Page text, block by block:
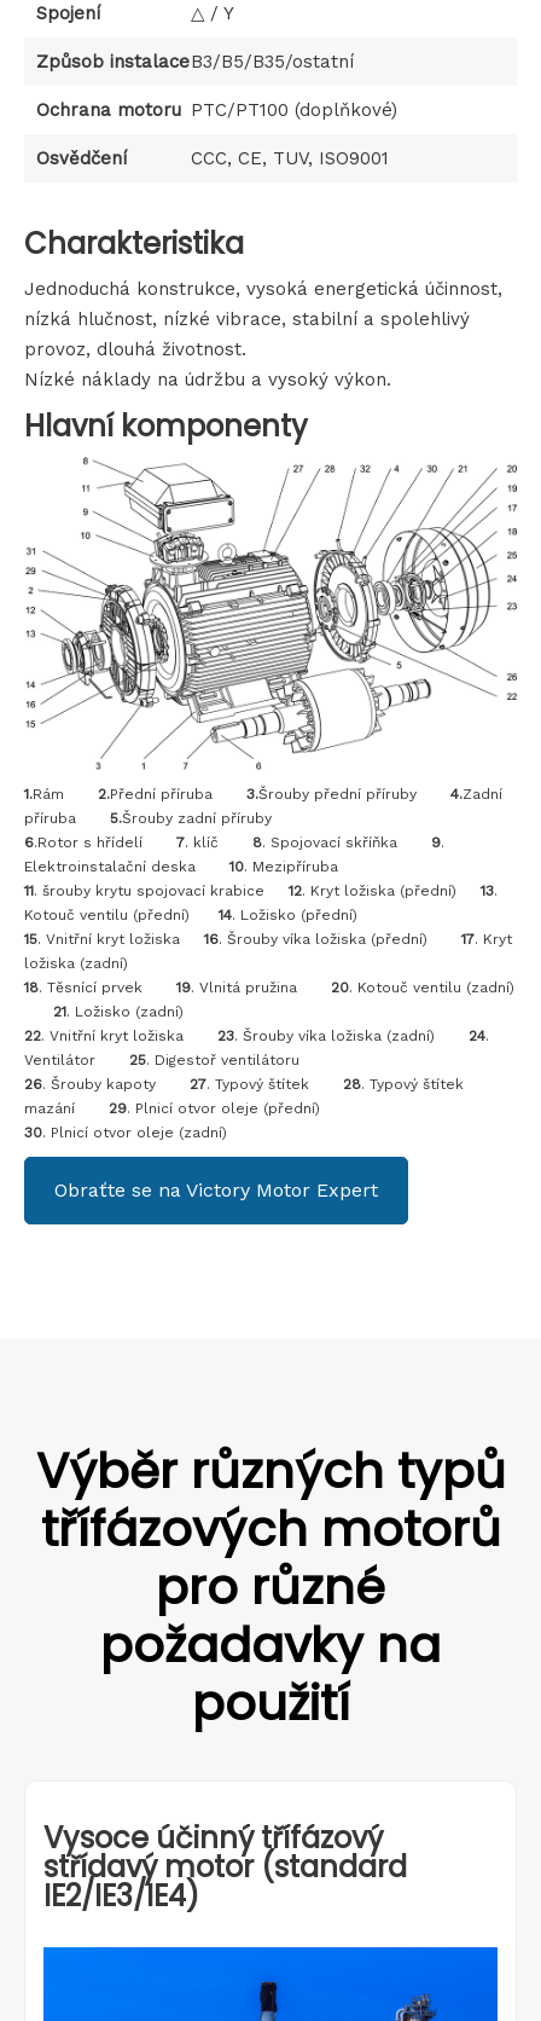
Spojení △ / Y
Způsob instalaceB3/B5/B35/ostatní
Ochrana motoru PTC/PT100 (doplňkové)
Osvědčení CCC, CE, TUV, ISO9001
Charakteristika
Jednoduchá konstrukce, vysoká energetická účinnost,
nízká hlučnost, nízké vibrace, stabilní a spolehlivý
provoz, dlouhá životnost.
Nízké náklady na údržbu a vysoký výkon.
Hlavní komponenty
1.Rám 2.Přední příruba 3.Šrouby přední příruby 4.Zadní
příruba 5.Šrouby zadní příruby
6.Rotor s hřídelí 7. klíč 8. Spojovací skříňka 9.
Elektroinstalační deska10. Mezipříruba
11. šrouby krytu spojovací krabice12. Kryt ložiska (přední)13.
Kotouč ventilu (přední)14. Ložisko (přední)
15. Vnitřní kryt ložiska16. Šrouby víka ložiska (přední)17. Kryt
ložiska (zadní)
18. Těsnící prvek19. Vlnitá pružina 20. Kotouč ventilu (zadní)
21. Ložisko (zadní)
22. Vnitřní kryt ložiska 23. Šrouby víka ložiska (zadní) 24.
Ventilátor 25. Digestoř ventilátoru
26. Šrouby kapoty 27. Typový štítek 28. Typový štítek
mazání 29. Plnicí otvor oleje (přední)
30. Plnicí otvor oleje (zadní)
Obraťte se na Victory Motor Expert
Výběr různých typů
třífázových motorů
pro různé
požadavky na
použití
Vysoce účinný třífázový
střídavý motor (standard
IE2/IE3/IE4)